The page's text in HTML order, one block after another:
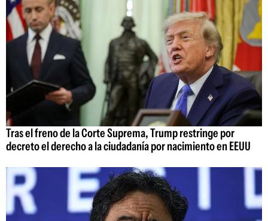
Tras el freno de la Corte Suprema, Trump restringe por
decreto el derecho a la ciudadanía por nacimiento en EEUU